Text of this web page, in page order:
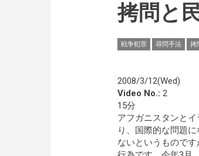
拷問と
戦争犯罪 尋問手法 拷
2008/3/12(Wed)
Video No.: 2
15分
アフガニスタンと
り、国際的な問題
ないというもので